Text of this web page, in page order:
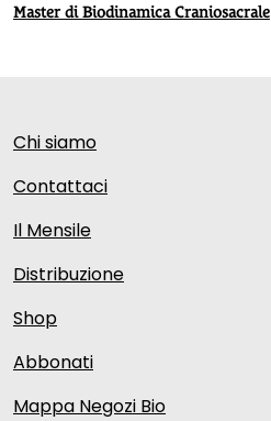
Master di Biodinamica Craniosacrale
Chi siamo
Contattaci
Il Mensile
Distribuzione
Shop
Abbonati
Mappa Negozi Bio